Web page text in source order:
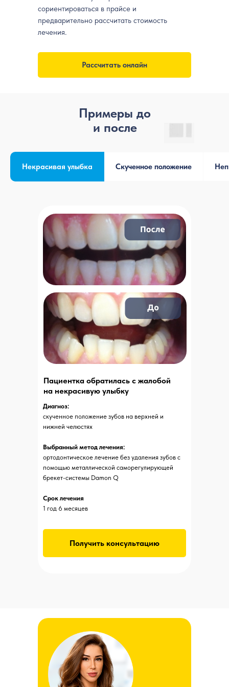
сориентироваться в прайсе и
предварительно рассчитать стоимость
лечения.
Рассчитать онлайн
Примеры до
и после
Некрасивая улыбка Скученное положение
Пациентка обратилась с жалобой
на некрасивую улыбку
Диагноз:
скученное положение зубов на верхней и
нижней челюстях
Выбранный метод лечения:
ортодонтическое лечение без удаления зубов с
помощью металлической саморегулирующей
брекет-системы Damon Q
Срок лечения
1 год 6 месяцев
Получить консультацию
Медянцева
Александра
Алексеевна
отделения
Стоматолог-
ортодонт.
ортодонтического
лечения пациентов
всех возрастов.
Доктор получил знак за победу в премии
ПроДокторов-2020. Это значит, что по мнению
пациентов это один из лучших врачей региона в своей
отделением.
ПроДокторов ПроДокторов